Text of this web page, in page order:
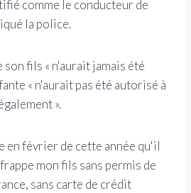
comme le conducteur de
la police.
son fils « n'aurait jamais été
« n'aurait pas été autorisé à
».
en février de cette année qu'il
mon fils sans permis de
sans carte de crédit